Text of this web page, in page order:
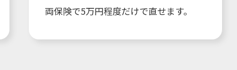
両保険で5万円程度だけで直せます。